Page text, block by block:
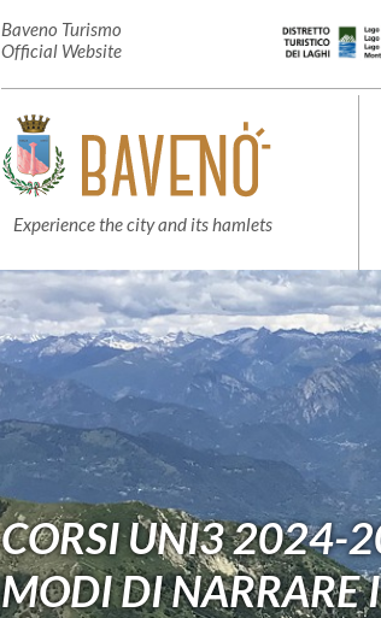
Baveno Turismo
Official Website
Experience the city and its hamlets
CORSI UNI3 2024-
MODI DI NARRARE